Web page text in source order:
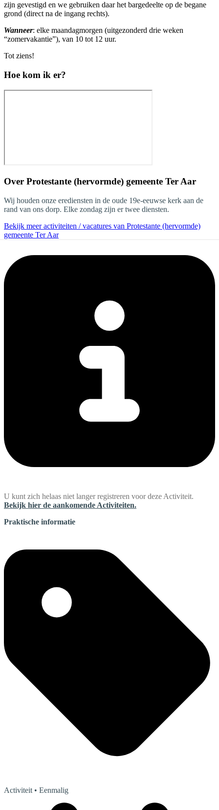
zijn gevestigd en we gebruiken daar het bargedeelte op de begane
grond (direct na de ingang rechts).
Wanneer: elke maandagmorgen (uitgezonderd drie weken
“zomervakantie”), van 10 tot 12 uur.
Tot ziens!
Hoe kom ik er?
Over Protestante (hervormde) gemeente Ter Aar
Wij houden onze erediensten in de oude 19e-eeuwse kerk aan de
rand van ons dorp. Elke zondag zijn er twee diensten.
Bekijk meer activiteiten / vacatures van Protestante (hervormde)
gemeente Ter Aar
U kunt zich helaas niet langer registreren voor deze Activiteit.
Bekijk hier de aankomende Activiteiten.
Praktische informatie
Activiteit • Eenmalig